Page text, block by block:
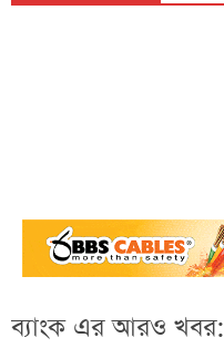
ব্যাংক এর আরও খবর: